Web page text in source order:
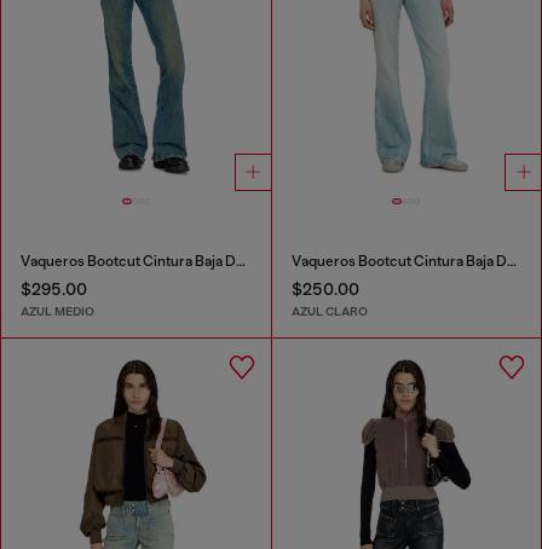
Vaqueros Bootcut Cintura Baja D-Hush
$295.00
AZUL MEDIO
Vaqueros Bootcut Cintura Baja D-Hush
$250.00
AZUL CLARO